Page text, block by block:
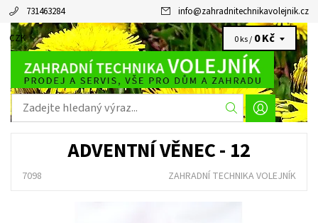
731463284 info@zahradnitechnikavolejnik.cz
CZK 0 ks / 0 Kč
ADVENTNÍ VĚNEC - 12
7098 ZAHRADNÍ TECHNIKA VOLEJNÍK